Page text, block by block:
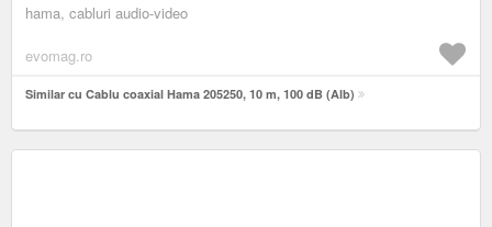
hama, cabluri audio-video
evomag.ro
Similar cu Cablu coaxial Hama 205250, 10 m, 100 dB (Alb)